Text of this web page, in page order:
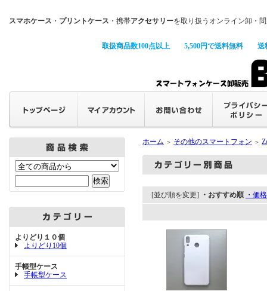
スマホケース ・ プリントケース ・携帯アクセサリーを取り扱うオンライン卸・
取扱商品数100点以上 5,500円で送料無料 送
よりどり１０個
よりどり10個
手帳型ケース
手帳型ケース
ホーム ＞ その他のスマートフォン ＞
[並び順を変更] ・おすすめ順 ・価